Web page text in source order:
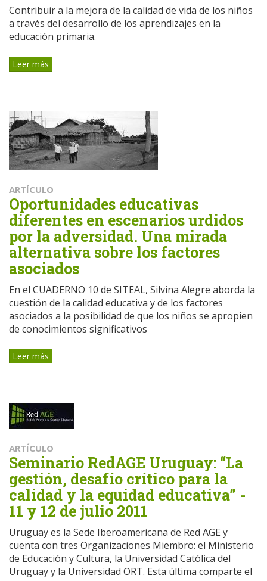
Contribuir a la mejora de la calidad de vida de los niños
a través del desarrollo de los aprendizajes en la
educación primaria.
Leer más
ARTÍCULO
Oportunidades educativas
diferentes en escenarios urdidos
por la adversidad. Una mirada
alternativa sobre los factores
asociados
En el CUADERNO 10 de SITEAL, Silvina Alegre aborda la
cuestión de la calidad educativa y de los factores
asociados a la posibilidad de que los niños se apropien
de conocimientos significativos
Leer más
ARTÍCULO
Seminario RedAGE Uruguay: “La
gestión, desafío crítico para la
calidad y la equidad educativa” -
11 y 12 de julio 2011
Uruguay es la Sede Iberoamericana de Red AGE y
cuenta con tres Organizaciones Miembro: el Ministerio
de Educación y Cultura, la Universidad Católica del
Uruguay y la Universidad ORT. Esta última comparte el